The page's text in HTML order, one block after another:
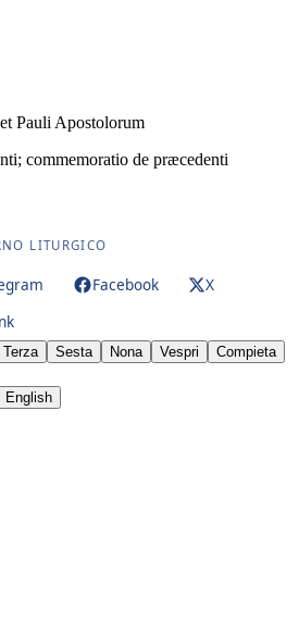
Pauli Apostolorum
commemoratio de præcedenti
LITURGICO
Facebook
X
Terza Sesta Nona Vespri
Compieta
English